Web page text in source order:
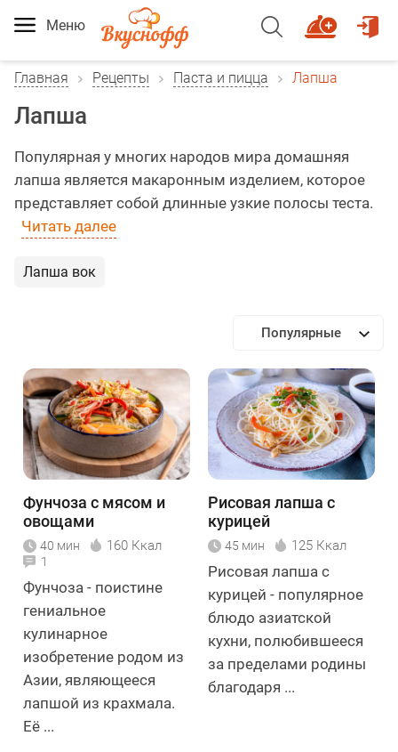
Меню
Главная Рецепты Паста и пицца Лапша
Лапша
Популярная у многих народов мира домашняя
лапша является макаронным изделием, которое
представляет собой длинные узкие полосы теста.
Читать далее
Лапша вок
Популярные
Фунчоза с мясом и
овощами
40 мин 160 Ккал
1
Фунчоза - поистине
гениальное
кулинарное
изобретение родом из
Азии, являющееся
лапшой из крахмала.
Её ...
Рисовая лапша с
курицей
45 мин 125 Ккал
Рисовая лапша с
курицей - популярное
блюдо азиатской
кухни, полюбившееся
за пределами родины
благодаря ...